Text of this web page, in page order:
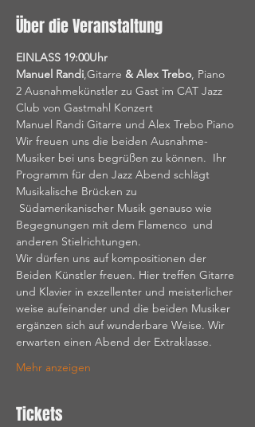
Über die Veranstaltung
EINLASS 19:00Uhr
Manuel Randi,Gitarre & Alex Trebo, Piano
2 Ausnahmekünstler zu Gast im CAT Jazz
Club von Gastmahl Konzert
Manuel Randi Gitarre und Alex Trebo Piano
Wir freuen uns die beiden Ausnahme-
Musiker bei uns begrüßen zu können.  Ihr
Programm für den Jazz Abend schlägt
Musikalische Brücken zu
Südamerikanischer Musik genauso wie
Begegnungen mit dem Flamenco  und
anderen Stielrichtungen.
Wir dürfen uns auf kompositionen der
Beiden Künstler freuen. Hier treffen Gitarre
und Klavier in exzellenter und meisterlicher
weise aufeinander und die beiden Musiker
ergänzen sich auf wunderbare Weise. Wir
erwarten einen Abend der Extraklasse.
Mehr anzeigen
Tickets